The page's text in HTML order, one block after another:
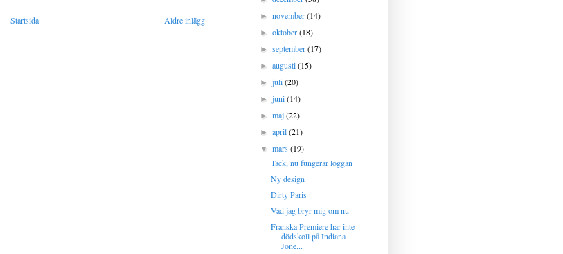
Äldre inlägg
Startsida
►november(14)
►oktober(18)
►september(17)
►augusti(15)
►juli(20)
►juni(14)
►maj(22)
►april(21)
▼mars(19)
Tack, nu fungerar loggan
Ny design
Dirty Paris
Vad jag bryr mig om nu
Franska Premiere har inte
dödskoll på Indiana
Jone...